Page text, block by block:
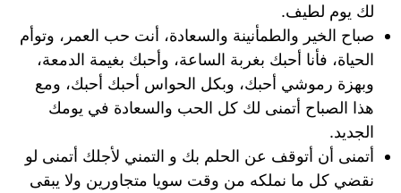
لك يوم لطيف.
صباح الخير والطمأنينة والسعادة، أنت حب العمر، وتوأم
الحياة، فأنا أحبك بغربة الساعة، وأحبك بغيمة الدمعة،
وبهزة رموشي أحبك، وبكل الحواس أحبك أحبك، ومع
هذا الصباح أتمنى لك كل الحب والسعادة في يومك
الجديد.
أتمنى أن أتوقف عن الحلم بك و التمني لأجلك أتمنى لو
نقضي كل ما نملكه من وقت سويا متجاورين ولا يبقى